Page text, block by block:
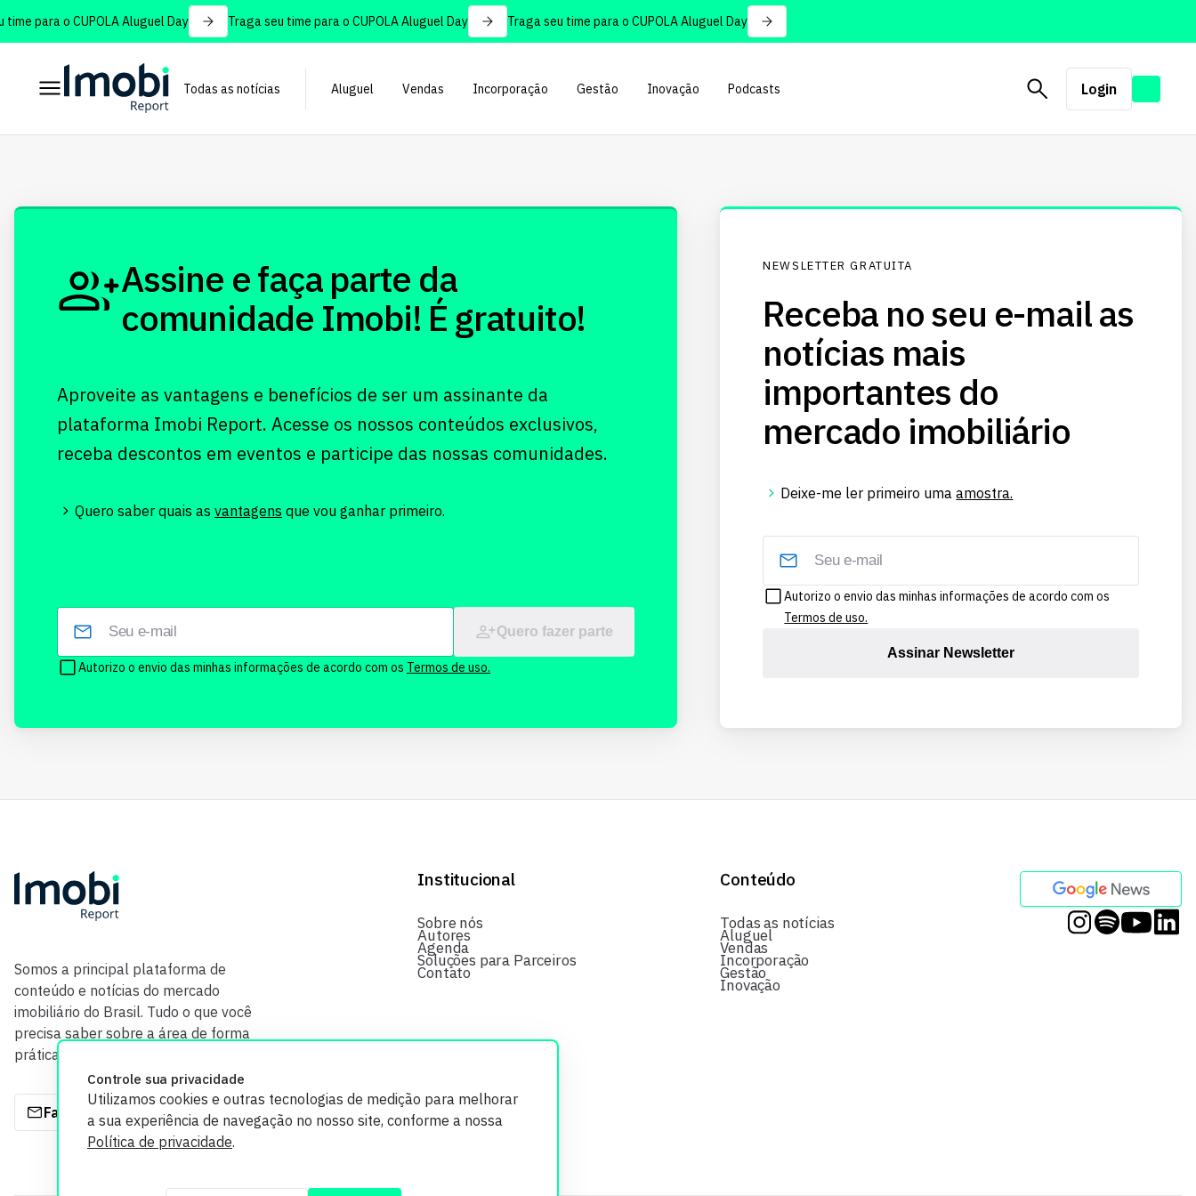
para o CUPOLA Aluguel Day Traga seu time para o CUPOLA Aluguel Day Traga seu time para o CUPOLA Aluguel Day
Todas as notícias Aluguel Vendas Incorporação Gestão Inovação Podcasts Login
Controle sua privacidade
Utilizamos cookies e outras tecnologias de medição para melhorar
a sua experiência de navegação no nosso site, conforme a nossa
Política de privacidade.
Assine e faça parte da
comunidade Imobi! É gratuito!
Aproveite as vantagens e benefícios de ser um assinante da
plataforma Imobi Report. Acesse os nossos conteúdos exclusivos,
receba descontos em eventos e participe das nossas comunidades.
Quero saber quais as vantagens que vou ganhar primeiro.
Quero fazer parte
Autorizo o envio das minhas informações de acordo com os Termos de uso.
NEWSLETTER GRATUITA
Receba no seu e-mail as
notícias mais
importantes do
mercado imobiliário
Deixe-me ler primeiro umaamostra.
Autorizo o envio das minhas informações de acordo com os
Termos de uso.
Assinar Newsletter
Somos a principal plataforma de
conteúdo e notícias do mercado
imobiliário do Brasil. Tudo o que você
precisa saber sobre a área de forma
prática e com credibilidade.
Fale com a gente
Institucional
Sobre nós
Autores
Agenda
Soluções para Parceiros
Contato
Conteúdo
Todas as notícias
Aluguel
Vendas
Incorporação
Gestão
Inovação